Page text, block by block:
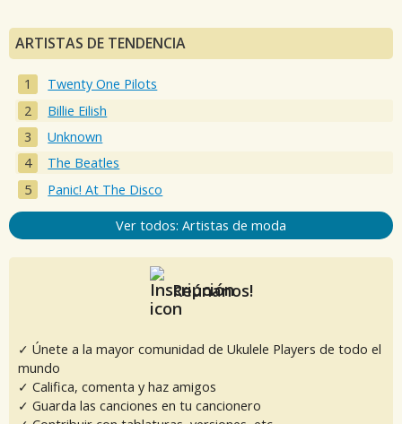
ARTISTAS DE TENDENCIA
Twenty One Pilots
Billie Eilish
Unknown
The Beatles
Panic! At The Disco
Ver todos: Artistas de moda
Reúnanos!
✓ Únete a la mayor comunidad de Ukulele Players de todo el
mundo
✓ Califica, comenta y haz amigos
✓ Guarda las canciones en tu cancionero